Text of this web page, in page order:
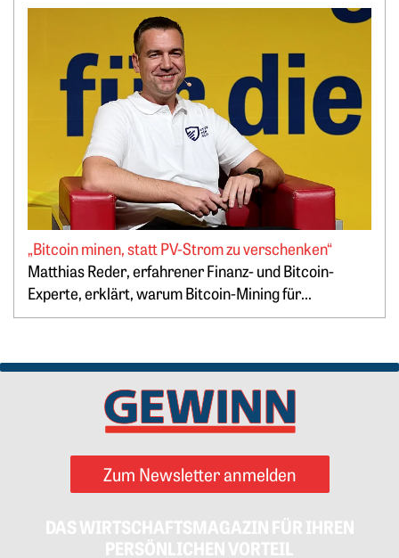
Springe zum Ende des Werbebanners
„Bitcoin minen, statt PV-Strom zu verschenken“
Matthias Reder, erfahrener Finanz- und Bitcoin-
Experte, erklärt, warum Bitcoin-Mining für...
Weiterlesen: „Bitcoin minen, statt PV-Strom zu
Zum Newsletter anmelden
DAS WIRTSCHAFTSMAGAZIN FÜR IHREN
PERSÖNLICHEN VORTEIL